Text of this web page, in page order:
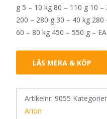
g 5 – 10 kg 80 – 110 g 10
200 – 280 g 30 – 40 kg
60 – 80 kg 450 – 550 g –
LÄS MERA & KÖP
Artikelnr: 9055
Arion